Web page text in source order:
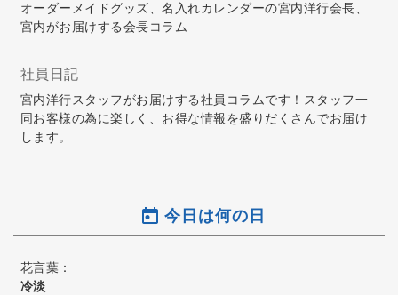
オーダーメイドグッズ、名入れカレンダーの宮内洋行会長、
宮内がお届けする会長コラム
社員日記
宮内洋行スタッフがお届けする社員コラムです！スタッフ一
同お客様の為に楽しく、お得な情報を盛りだくさんでお届け
します。
今日は何の日
花言葉：
冷淡